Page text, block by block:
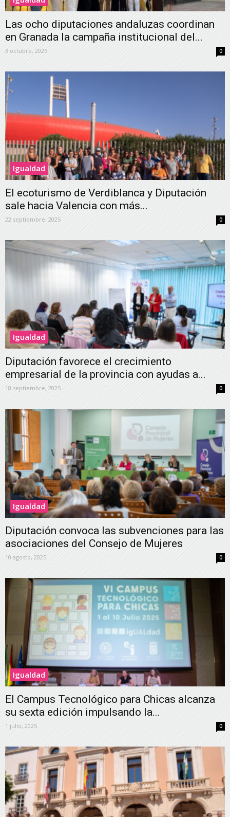
Las ocho diputaciones andaluzas coordinan
en Granada la campaña institucional del...
3 octubre, 2025 0
Igualdad
El ecoturismo de Verdiblanca y Diputación
sale hacia Valencia con más...
22 septiembre, 2025 0
Igualdad
Diputación favorece el crecimiento
empresarial de la provincia con ayudas a...
18 septiembre, 2025 0
Igualdad
Diputación convoca las subvenciones para las
asociaciones del Consejo de Mujeres
10 agosto, 2025 0
Igualdad
El Campus Tecnológico para Chicas alcanza
su sexta edición impulsando la...
1 julio, 2025 0